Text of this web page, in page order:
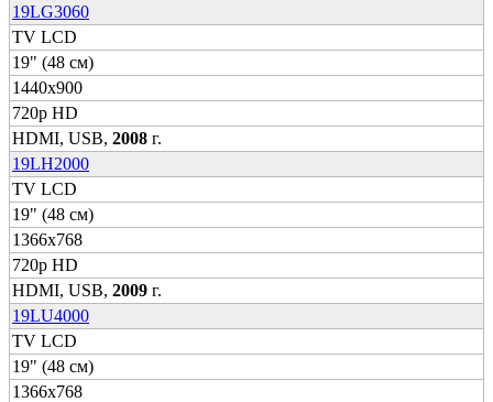
19LG3060
TV LCD
19" (48 см)
1440x900
720p HD
HDMI, USB, 2008 г.
19LH2000
TV LCD
19" (48 см)
1366x768
720p HD
HDMI, USB, 2009 г.
19LU4000
TV LCD
19" (48 см)
1366x768